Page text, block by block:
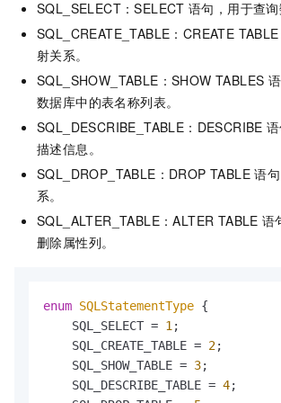
SQL_SELECT：SELECT 语句，用于查询
SQL_CREATE_TABLE：CREATE TABLE
射关系。
SQL_SHOW_TABLE：SHOW TABLES
数据库中的表名称列表。
SQL_DESCRIBE_TABLE：DESCRIBE
描述信息。
SQL_DROP_TABLE：DROP TABLE 语
系。
SQL_ALTER_TABLE：ALTER TABLE 语
删除属性列。
enum SQLStatementType {
    SQL_SELECT =
1 ;
    SQL_CREATE_TABLE =
2;
    SQL_SHOW_TABLE =
3;
    SQL_DESCRIBE_TABLE =
4;